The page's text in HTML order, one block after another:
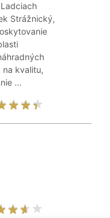
Strážnický,
na kvalitu,
...